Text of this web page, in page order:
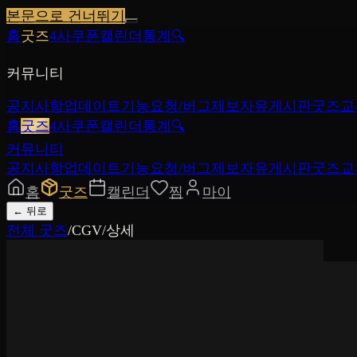
본문으로 건너뛰기
홈굿즈4사쿠폰캘린더 통계 🔍
커뮤니티
공지사항업데이트기능요청/버그제보자유게시판굿즈
홈굿즈4사쿠폰캘린더 통계 🔍
커뮤니티
공지사항업데이트기능요청/버그제보자유게시판굿즈
홈
굿즈 캘린더 찜 마이
← 뒤로
전체 굿즈/CGV/상세